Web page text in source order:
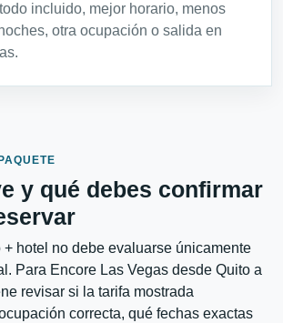
incluido, mejor horario, menos
otra ocupación o salida en
y qué debes confirmar
hotel no debe evaluarse únicamente
Para Encore Las Vegas desde Quito a
revisar si la tarifa mostrada
correcta, qué fechas exactas